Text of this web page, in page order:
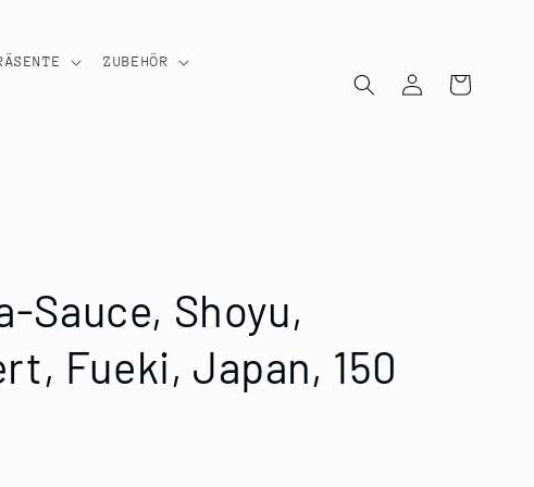
ZUBEHÖR
EinloggenWarenkorb
Sauce, Shoyu,
Fueki, Japan, 150